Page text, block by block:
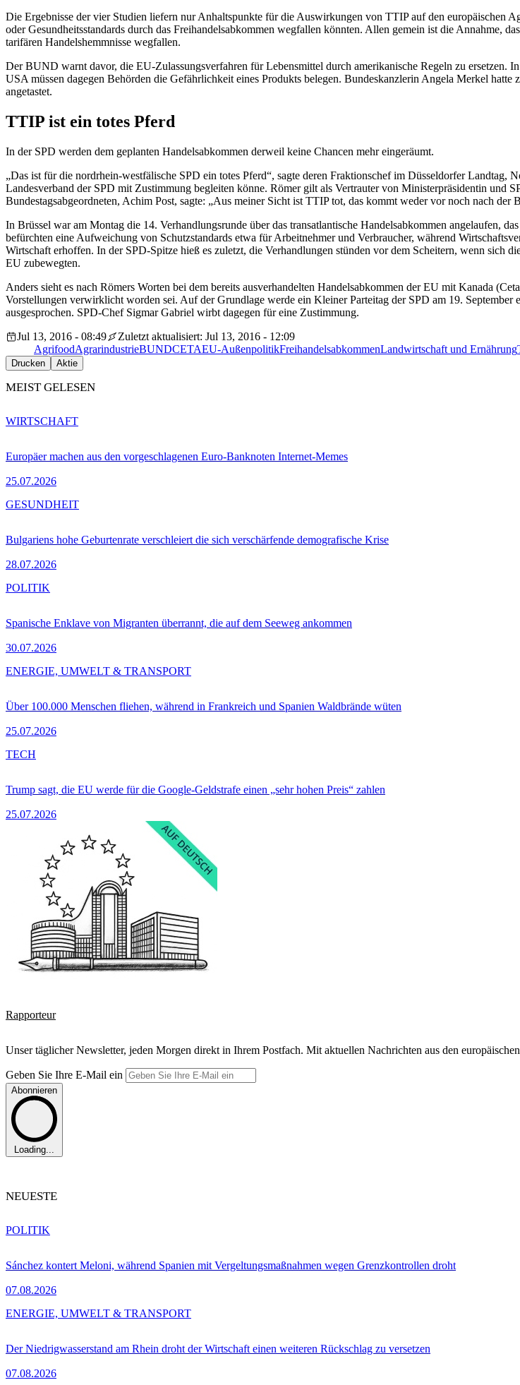
Die Ergebnisse der vier Studien liefern nur Anhaltspunkte für die Auswirkungen von TTIP auf den europäischen
oder Gesundheitsstandards durch das Freihandelsabkommen wegfallen könnten. Allen gemein ist die Annahme,
tarifären Handelshemmnisse wegfallen.
Der BUND warnt davor, die EU-Zulassungsverfahren für Lebensmittel durch amerikanische Regeln zu ersetzen.
USA müssen dagegen Behörden die Gefährlichkeit eines Produkts belegen. Bundeskanzlerin Angela Merkel
angetastet.
TTIP ist ein totes Pferd
In der SPD werden dem geplanten Handelsabkommen derweil keine Chancen mehr eingeräumt.
„Das ist für die nordrhein-westfälische SPD ein totes Pferd“, sagte deren Fraktionschef im Düsseldorfer
Landesverband der SPD mit Zustimmung begleiten könne. Römer gilt als Vertrauter von Ministerpräsidentin
Bundestagsabgeordneten, Achim Post, sagte: „Aus meiner Sicht ist TTIP tot, das kommt weder vor noch nach der
In Brüssel war am Montag die 14. Verhandlungsrunde über das transatlantische Handelsabkommen angelaufen,
befürchten eine Aufweichung von Schutzstandards etwa für Arbeitnehmer und Verbraucher, während
Wirtschaft erhoffen. In der SPD-Spitze hieß es zuletzt, die Verhandlungen stünden vor dem Scheitern, wenn sich
EU zubewegten.
Anders sieht es nach Römers Worten bei dem bereits ausverhandelten Handelsabkommen der EU mit Kanada
Vorstellungen verwirklicht worden sei. Auf der Grundlage werde ein Kleiner Parteitag der SPD am 19.
ausgesprochen. SPD-Chef Sigmar Gabriel wirbt dagegen für eine Zustimmung.
Jul 13, 2016 - 08:49
Zuletzt aktualisiert: Jul 13, 2016 - 12:09
AgrifoodAgrarindustrieBUNDCETAEU-AußenpolitikFreihandelsabkommenLandwirtschaft und Ernährung
Drucken Aktie
MEIST GELESEN
Europäer machen aus den vorgeschlagenen Euro-Banknoten Internet-Memes
25.07.2026
WIRTSCHAFT
Bulgariens hohe Geburtenrate verschleiert die sich verschärfende demografische Krise
28.07.2026
GESUNDHEIT
Spanische Enklave von Migranten überrannt, die auf dem Seeweg ankommen
30.07.2026
POLITIK
Über 100.000 Menschen fliehen, während in Frankreich und Spanien Waldbrände wüten
25.07.2026
ENERGIE, UMWELT & TRANSPORT
Trump sagt, die EU werde für die Google-Geldstrafe einen „sehr hohen Preis“ zahlen
25.07.2026
TECH
Rapporteur
Unser täglicher Newsletter, jeden Morgen direkt in Ihrem Postfach. Mit aktuellen Nachrichten aus den
Geben Sie Ihre E-Mail ein
Abonnieren
Loading...
NEUESTE
Sánchez kontert Meloni, während Spanien mit Vergeltungsmaßnahmen wegen Grenzkontrollen droht
07.08.2026
POLITIK
Der Niedrigwasserstand am Rhein droht der Wirtschaft einen weiteren Rückschlag zu versetzen
07.08.2026
ENERGIE, UMWELT & TRANSPORT